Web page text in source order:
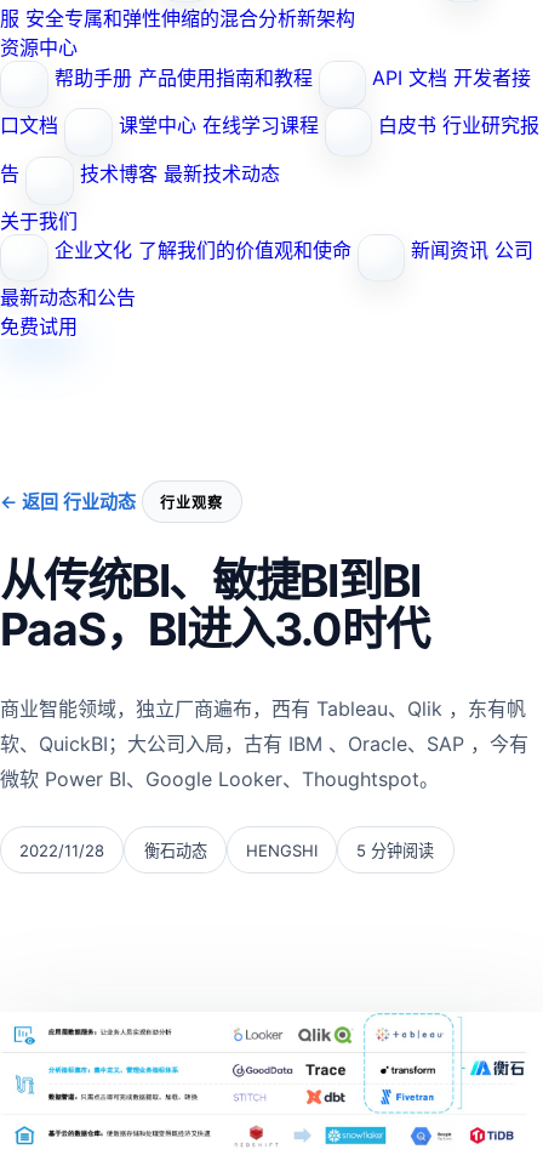
服 安全专属和弹性伸缩的混合分析新架构
资源中心
帮助手册 产品使用指南和教程 API 文档 开发者接
口文档
课堂中心 在线学习课程 白皮书 行业研究报
告
技术博客 最新技术动态
关于我们
企业文化 了解我们的价值观和使命 新闻资讯 公司
最新动态和公告
免费试用
← 返回 行业动态 行业观察
从传统BI、敏捷BI到BI
PaaS，BI进入3.0时代
商业智能领域，独立厂商遍布，西有 Tableau、Qlik ，东有帆
软、QuickBI；大公司入局，古有 IBM 、Oracle、SAP ，今有
微软 Power BI、Google Looker、Thoughtspot。
2022/11/28 衡石动态 HENGSHI 5 分钟阅读